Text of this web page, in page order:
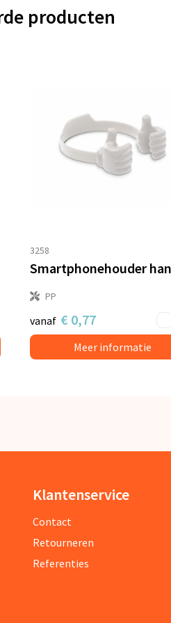
producten
3258
Smartphonehouder
PP
vanaf € 0,77
Meer informatie
Klantenservice
Contact
Retourneren
Referenties